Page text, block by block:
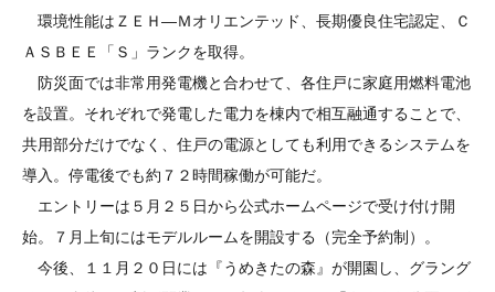
環境性能はＺＥＨ―Ｍオリエンテッド、長期優良住宅認定、Ｃ
ＡＳＢＥＥ「Ｓ」ランクを取得。
防災面では非常用発電機と合わせて、各住戸に家庭用燃料電池
を設置。それぞれで発電した電力を棟内で相互融通することで、
共用部分だけでなく、住戸の電源としても利用できるシステムを
導入。停電後でも約７２時間稼働が可能だ。
エントリーは５月２５日から公式ホームページで受け付け開
始。７月上旬にはモデルルームを開設する（完全予約制）。
今後、１１月２０日には『うめきたの森』が開園し、グラング